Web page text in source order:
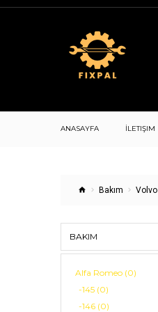
ANASAYFA İLETIŞIM
Bakım Volvo
BAKIM
Alfa Romeo (0)
-145 (0)
-146 (0)